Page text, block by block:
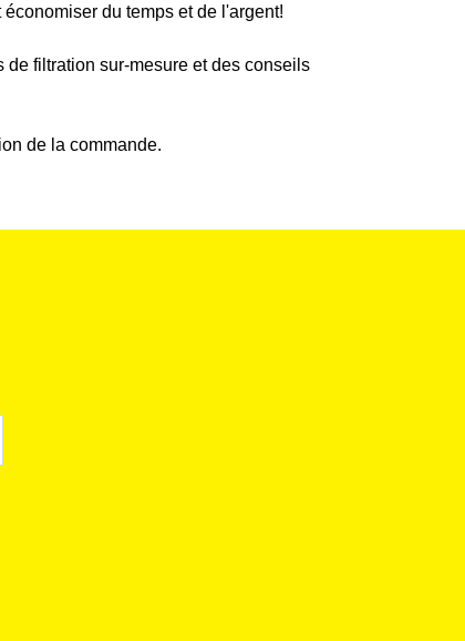
du temps et de l'argent!
filtration sur-mesure et des conseils
de la commande.